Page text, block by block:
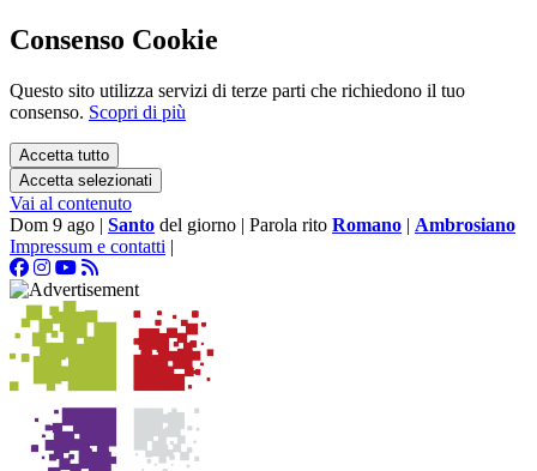
Consenso Cookie
Questo sito utilizza servizi di terze parti che richiedono il tuo
consenso. Scopri di più
Accetta tutto
Accetta selezionati
Vai al contenuto
Dom 9 ago | Santo del giorno | Parola rito Romano | Ambrosiano
Impressum e contatti |